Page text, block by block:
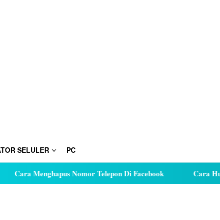
SELULER PC
Nomor Telepon Di Facebook Cara Hutang